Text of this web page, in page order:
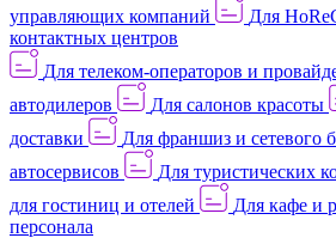
управляющих компаний
Для
контактных центров
Для телеком-операторов и
автодилеров
Для салонов красоты
доставки
Для франшиз и сетевого
автосервисов
Для туристических
для гостиниц и отелей
Для кафе и
персонала